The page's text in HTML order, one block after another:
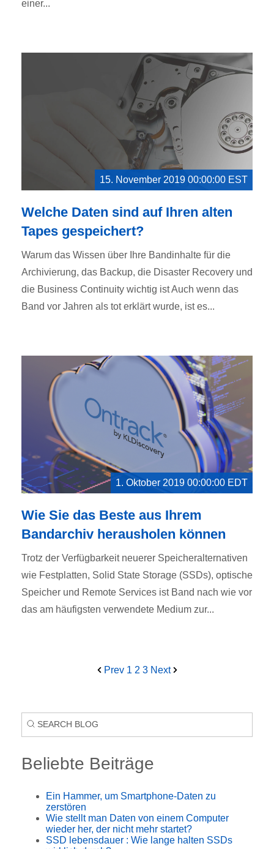
einer...
15. November 2019 00:00:00 EST
Welche Daten sind auf Ihren alten
Tapes gespeichert?
Warum das Wissen über Ihre Bandinhalte für die
Archivierung, das Backup, die Disaster Recovery und
die Business Continuity wichtig ist Auch wenn das
Band vor Jahren als tot erklärt wurde, ist es...
1. Oktober 2019 00:00:00 EDT
Wie Sie das Beste aus Ihrem
Bandarchiv herausholen können
Trotz der Verfügbarkeit neuerer Speicheralternativen
wie Festplatten, Solid State Storage (SSDs), optische
Speicher und Remote Services ist Band nach wie vor
das am häufigsten verwendete Medium zur...
Prev 1 2 3 Next
Beliebte Beiträge
Ein Hammer, um Smartphone-Daten zu
zerstören
Wie stellt man Daten von einem Computer
wieder her, der nicht mehr startet?
SSD lebensdauer : Wie lange halten SSDs